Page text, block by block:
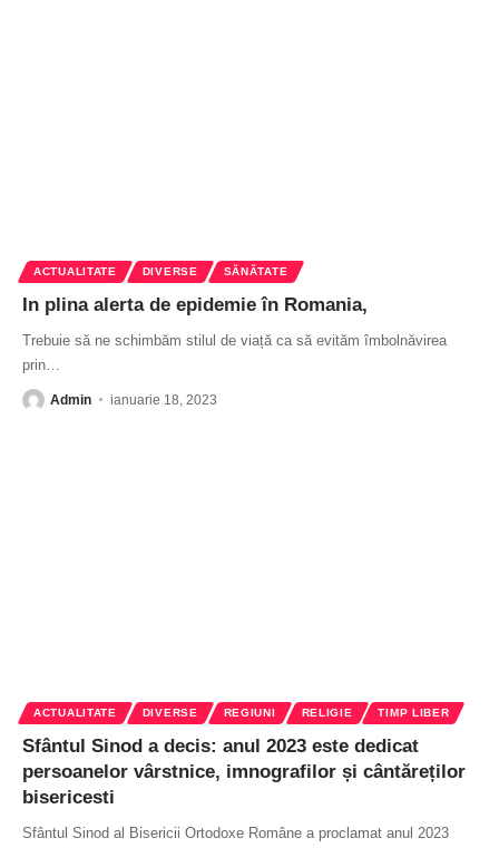
ACTUALITATE DIVERSE SĂNĂTATE
In plina alerta de epidemie în Romania,
Trebuie să ne schimbăm stilul de viață ca să evităm îmbolnăvirea
prin
Admin ianuarie 18, 2023
ACTUALITATE DIVERSE REGIUNI RELIGIE TIMP LIBER
Sfântul Sinod a decis: anul 2023 este dedicat
persoanelor vârstnice, imnografilor și cântăreților
bisericesti
Sfântul Sinod al Bisericii Ortodoxe Române a proclamat anul 2023